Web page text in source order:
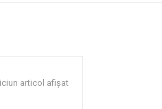
articol afișat